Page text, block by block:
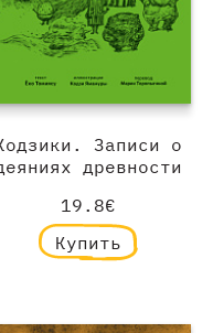
Записи о
древности
19.8€
Купить